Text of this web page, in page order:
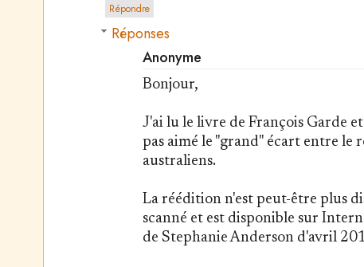
Répondre
Réponses
Anonyme
Bonjour,
J'ai lu le livre de François Garde
pas aimé le "grand" écart entre
australiens.
La réédition n'est peut-être plus
scanné et est disponible sur
de Stephanie Anderson d'avril